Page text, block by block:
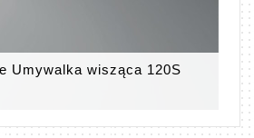
Umywalka wisząca 120S